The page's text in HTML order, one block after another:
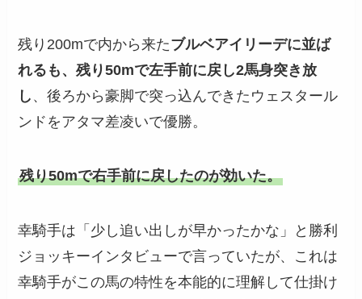
残り200mで内から来たブルベアイリーデに並ば
れるも、残り50mで左手前に戻し2馬身突き放
し 、後ろから豪脚で突っ込んできたウェスタール
ンドをアタマ差凌いで優勝。
残り50mで右手前に戻したのが効いた。
幸騎手は「少し追い出しが早かったかな」と勝利
ジョッキーインタビューで言っていたが、これは
幸騎手がこの馬の特性を本能的に理解して仕掛け